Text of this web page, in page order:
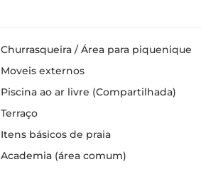
Churrasqueira / Área para piquenique
Moveis externos
Piscina ao ar livre (Compartilhada)
Terraço
Itens básicos de praia
Academia (área comum)